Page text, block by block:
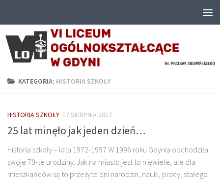
KATEGORIA: HISTORIA SZKOŁY
HISTORIA SZKOŁY 17 SIERPNIA 2017
25 lat minęło jak jeden dzień…
Historia szkoły – lata 1972-1997 W 1996 roku Gdynia obchodziła
swoje 70-te urodziny. Jak na miasto jest to niewiele, ale dla
mieszkańców są to przeżyte dni narodzin, nauki, pracy, stałego